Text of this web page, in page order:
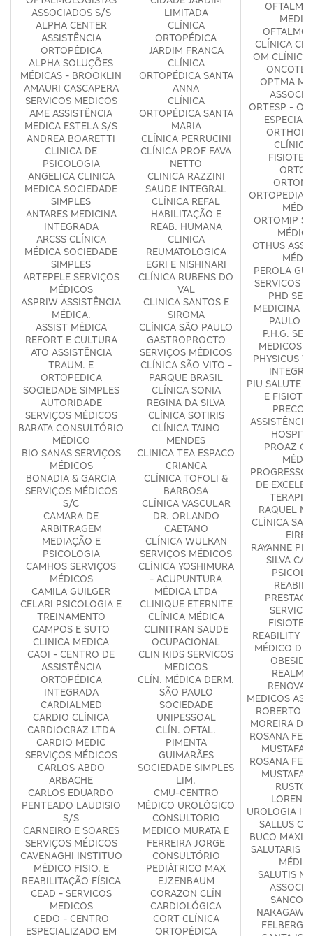
ASSOCIADOS S/S
ALPHA CENTER
ASSISTÊNCIA
ORTOPÉDICA
ALPHA SOLUÇÕES
MÉDICAS - BROOKLIN
AMAURI CASCAPERA
SERVICOS MEDICOS
AME ASSISTÊNCIA
MEDICA ESTELA S/S
ANDREA BOARETTI
CLINICA DE
PSICOLOGIA
ANGELICA CLINICA
MEDICA SOCIEDADE
SIMPLES
ANTARES MEDICINA
INTEGRADA
ARCSS CLÍNICA
MÉDICA SOCIEDADE
SIMPLES
ARTEPELE SERVIÇOS
MÉDICOS
ASPRIW ASSISTÊNCIA
MÉDICA.
ASSIST MÉDICA
REFORT E CULTURA
ATO ASSISTÊNCIA
TRAUM. E
ORTOPEDICA
SOCIEDADE SIMPLES
AUTORIDADE
SERVIÇOS MÉDICOS
BARATA CONSULTÓRIO
MÉDICO
BIO SANAS SERVIÇOS
MÉDICOS
BONADIA & GARCIA
SERVIÇOS MÉDICOS
S/C
CAMARA DE
ARBITRAGEM
MEDIAÇÃO E
PSICOLOGIA
CAMHOS SERVIÇOS
MÉDICOS
CAMILA GUILGER
CELARI PSICOLOGIA E
TREINAMENTO
CAMPOS E SUTO
CLINICA MEDICA
CAOI - CENTRO DE
ASSISTÊNCIA
ORTOPÉDICA
INTEGRADA
CARDIALMED
CARDIO CLÍNICA
CARDIOCRAZ LTDA
CARDIO MEDIC
SERVIÇOS MÉDICOS
CARLOS ABDO
ARBACHE
CARLOS EDUARDO
PENTEADO LAUDISIO
S/S
CARNEIRO E SOARES
SERVIÇOS MÉDICOS
CAVENAGHI INSTITUO
MÉDICO FISIO. E
REABILITAÇÃO FÍSICA
CEAD - SERVICOS
MEDICOS
CEDO - CENTRO
ESPECIALIZADO EM
LIMITADA
CLÍNICA
ORTOPÉDICA
JARDIM FRANCA
CLÍNICA
ORTOPÉDICA SANTA
ANNA
CLÍNICA
ORTOPÉDICA SANTA
MARIA
CLÍNICA PERRUCINI
CLÍNICA PROF FAVA
NETTO
CLINICA RAZZINI
SAUDE INTEGRAL
CLÍNICA REFAL
HABILITAÇÃO E
REAB. HUMANA
CLINICA
REUMATOLOGICA
EGRI E NISHINARI
CLÍNICA RUBENS DO
VAL
CLINICA SANTOS E
SIROMA
CLÍNICA SÃO PAULO
GASTROPROCTO
SERVIÇOS MÉDICOS
CLÍNICA SÃO VITO -
PARQUE BRASIL
CLÍNICA SONIA
REGINA DA SILVA
CLÍNICA SOTIRIS
CLÍNICA TAINO
MENDES
CLINICA TEA ESPACO
CRIANCA
CLÍNICA TOFOLI &
BARBOSA
CLÍNICA VASCULAR
DR. ORLANDO
CAETANO
CLÍNICA WULKAN
SERVIÇOS MÉDICOS
CLÍNICA YOSHIMURA
- ACUPUNTURA
MÉDICA LTDA
CLINIQUE ETERNITE
CLÍNICA MÉDICA
CLINITRAN SAUDE
OCUPACIONAL
CLIN KIDS SERVICOS
MEDICOS
CLÍN. MÉDICA DERM.
SÃO PAULO
SOCIEDADE
UNIPESSOAL
CLÍN. OFTAL.
PIMENTA
GUIMARÃES
SOCIEDADE SIMPLES
LIM.
CMU-CENTRO
MÉDICO UROLÓGICO
CONSULTORIO
MEDICO MURATA E
FERREIRA JORGE
CONSULTÓRIO
PEDIÁTRICO MAX
EJZENBAUM
CORAZON CLÍN
CARDIOLÓGICA
CORT CLÍNICA
ORTOPÉDICA
CLÍNICA
OM CLÍNICA
OPTMA
ORTESP -
CLÍNICA
ORTOPEDIA
ORTOMIP
OTHUS
PEROLA
SERVICOS
PHD
MEDICINA
PAULO
P.H.G.
MEDICOS
PHYSICUS
PIU SALUTE
E
PROAZ
PROGRESSO
DE
TERAPIA
RAQUEL
CLÍNICA
RAYANNE
SILVA
REABILITY -
MÉDICO DE
REALM
MEDICOS
ROBERTO
MOREIRA DE
ROSANA
MUSTAFA
ROSANA
MUSTAFA
UROLOGIA
SALLUS
BUCO
SALUTARIS
SALUTIS
FELBERG